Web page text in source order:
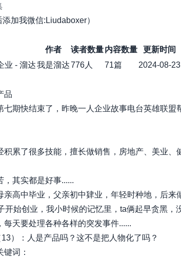
加我微信:Liudaboxer）
作者 读者数量 内容数量
更新时间
业 - 溜达我是溜达776人 71篇
2024-08-23
品
七期快结束了，昨晚一人企业故事电台英雄联盟
积累了很多技能，擅长做销售，房地产、美业、
，其实都是好事......
亲高中毕业，父亲初中肄业，年轻时种地，后来
开始创业，我小时候的记忆里，ta俩起早贪黑，
每天要处理各种各样的突发事件......
）：人是产品吗？这不是把人物化了吗？
词：